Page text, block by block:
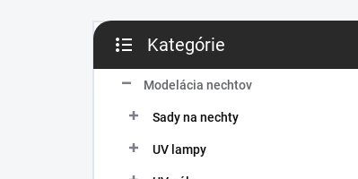
B
č
kategórie
Kategórie
Modelácia nechtov
Sady na nechty
UV lampy